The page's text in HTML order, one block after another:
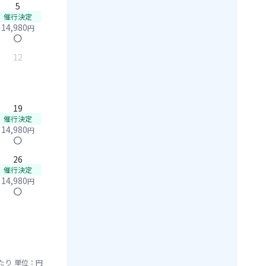
5
催行決定
14,980円
circle
12
19
催行決定
14,980円
circle
26
催行決定
14,980円
circle
り 単位：円